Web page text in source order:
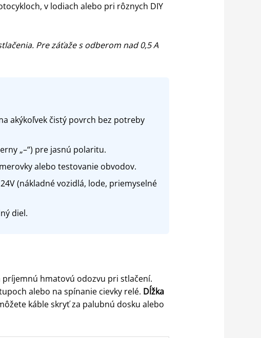
v lodiach alebo pri rôznych DIY
Pre záťaže s odberom nad 0,5 A
akýkoľvek čistý povrch bez potreby
„–“) pre jasnú polaritu.
alebo testovanie obvodov.
(nákladné vozidlá, lode, priemyselné
diel.
hmatovú odozvu pri stlačení.
alebo na spínanie cievky relé. Dĺžka
káble skryť za palubnú dosku alebo